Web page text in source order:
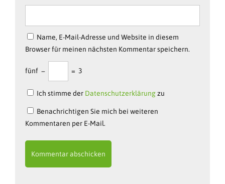
Name, E-Mail-Adresse und Website in diesem
Browser für meinen nächsten Kommentar speichern.
fünf − = 3
Ich stimme der Datenschutzerklärungzu
Benachrichtigen Sie mich bei weiteren
Kommentaren per E-Mail.